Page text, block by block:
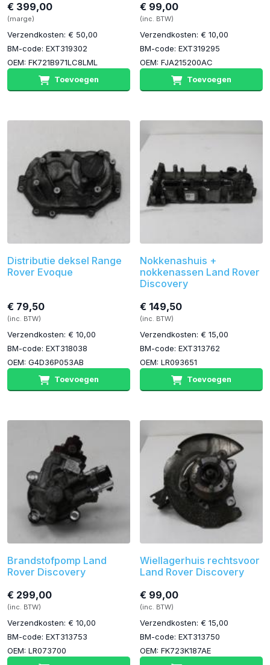
€ 399,00
(marge)
Verzendkosten: € 50,00
BM-code: EXT319302
OEM: FK721B971LC8LML
Toevoegen
€ 99,00
(inc. BTW)
Verzendkosten: € 10,00
BM-code: EXT319295
OEM: FJA215200AC
Toevoegen
Distributie deksel Range
Rover Evoque
€ 79,50
(inc. BTW)
Verzendkosten: € 10,00
BM-code: EXT318038
OEM: G4D36P053AB
Toevoegen
Nokkenashuis +
nokkenassen Land Rover
Discovery
€ 149,50
(inc. BTW)
Verzendkosten: € 15,00
BM-code: EXT313762
OEM: LR093651
Toevoegen
Brandstofpomp Land
Rover Discovery
€ 299,00
(inc. BTW)
Verzendkosten: € 10,00
BM-code: EXT313753
OEM: LR073700
Wiellagerhuis rechtsvoor
Land Rover Discovery
€ 99,00
(inc. BTW)
Verzendkosten: € 15,00
BM-code: EXT313750
OEM: FK723K187AE